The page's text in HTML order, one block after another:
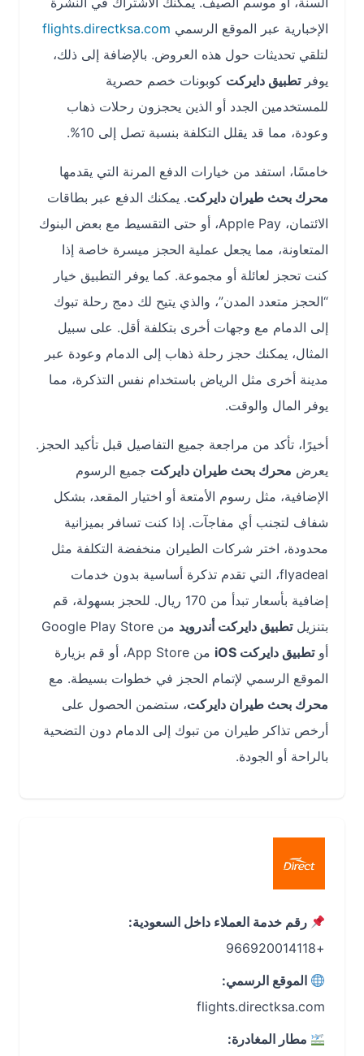
الإخبارية عبر الموقع الرسمي flights.directksa.com
لتلقي تحديثات حول هذه العروض. بالإضافة إلى ذلك،
تطبيق دايركتكوبونات خصم حصرية
للمستخدمين الجدد أو الذين يحجزون رحلات ذهاب
وعودة، مما قد يقلل التكلفة بنسبة تصل إلى 10%.
خامسًا، استفد من خيارات الدفع المرنة التي يقدمها
محرك بحث طيران دايركت. يمكنك الدفع عبر بطاقات
الائتمان، Apple Pay، أو حتى التقسيط مع بعض البنوك
المتعاونة، مما يجعل عملية الحجز ميسرة خاصة إذا
كنت تحجز لعائلة أو مجموعة. كما يوفر التطبيق خيار
“الحجز متعدد المدن”، والذي يتيح لك دمج رحلة تبوك
إلى الدمام مع وجهات أخرى بتكلفة أقل. على سبيل
المثال، يمكنك حجز رحلة ذهاب إلى الدمام وعودة عبر
مدينة أخرى مثل الرياض باستخدام نفس التذكرة، مما
يوفر المال والوقت.
أخيرًا، تأكد من مراجعة جميع التفاصيل قبل تأكيد الحجز.
يعرضمحرك بحث طيران دايركتجميع الرسوم
الإضافية، مثل رسوم الأمتعة أو اختيار المقعد، بشكل
شفاف لتجنب أي مفاجآت. إذا كنت تسافر بميزانية
محدودة، اختر شركات الطيران منخفضة التكلفة مثل
flyadeal، التي تقدم تذكرة أساسية بدون خدمات
إضافية بأسعار تبدأ من 170 ريال. للحجز بسهولة، قم
بتنزيلتطبيق دايركت أندرويد
من Google Play Store
تطبيق دايركت iOS
من App Store، أو قم بزيارة
الموقع الرسمي لإتمام الحجز في خطوات بسيطة. مع
محرك بحث طيران دايركت، ستضمن الحصول على
أرخص تذاكر طيران من تبوك إلى الدمام دون التضحية
بالراحة أو الجودة.
رقم خدمة العملاء داخل السعودية:
الموقع الرسمي:
flights.directksa.com
مطار المغادرة: